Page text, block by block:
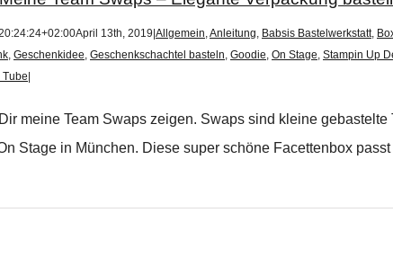
April 13th, 2019 Allgemein,Anleitung, Babsis Bastelwerkstatt,
, Geschenkidee, Geschenkschachtel basteln, Goodie, On Stage, Stampin Up
Tube
meine Team Swaps zeigen. Swaps sind kleine
Stage in München. Diese super schöne Facettenbox